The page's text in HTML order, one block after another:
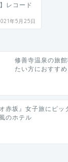
レコード
年5月25日
修善寺温泉の旅
たい方におすすめ
赤坂』女子旅にピッ
のホテル